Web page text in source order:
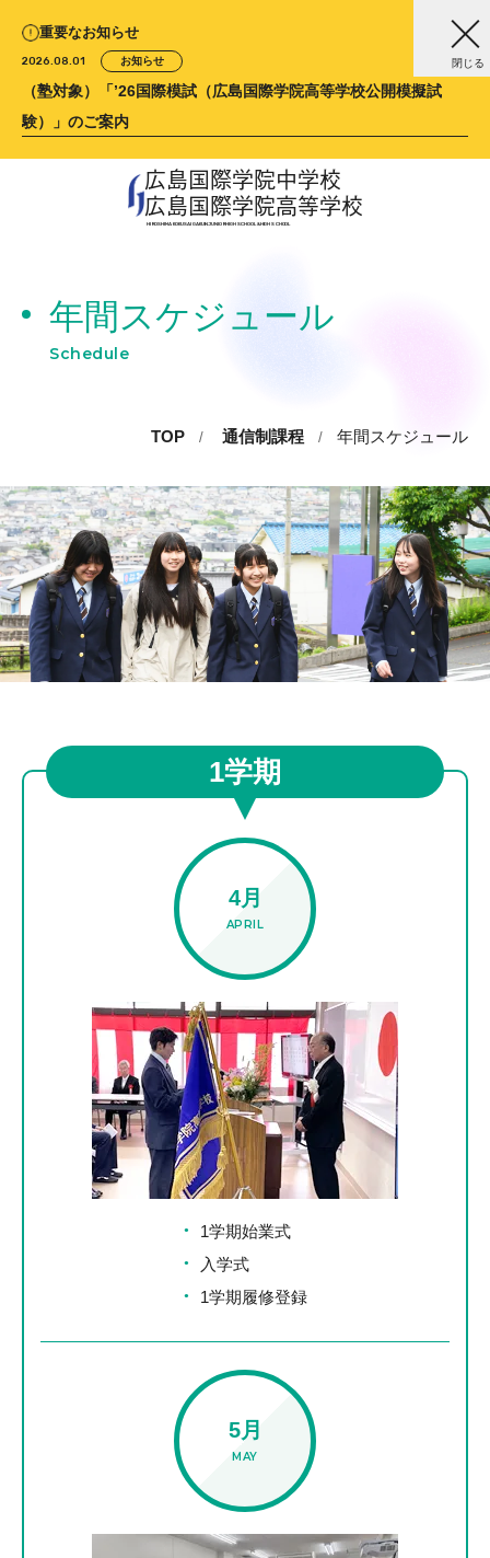
重要なお知らせ
2026.08.01 お知らせ
（塾対象）「’26国際模試（広島国際学院高等学校公開模擬試
験）」のご案内
閉じる
広島国際学院中学校
広島国際学院高等学校
HIROSHIMA KOKUSAI GAKUINJUNIOR HIGH SCHOOL &HIGH SCHOOL
年間スケジュール
Schedule
TOP 通信制課程 年間スケジュール
1学期
4月
APRIL
1学期始業式
入学式
1学期履修登録
5月
MAY